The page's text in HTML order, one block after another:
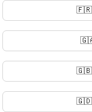
🇫🇷
🇬🇧
🇬🇩